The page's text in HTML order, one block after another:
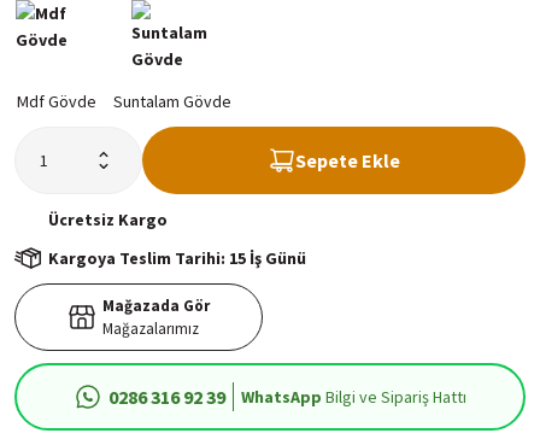
Sepete Ekle
Ücretsiz Kargo
Kargoya Teslim Tarihi: 15 İş Günü
Mağazada Gör
Mağazalarımız
0286 316 92 39 WhatsApp Bilgi ve Sipariş Hattı